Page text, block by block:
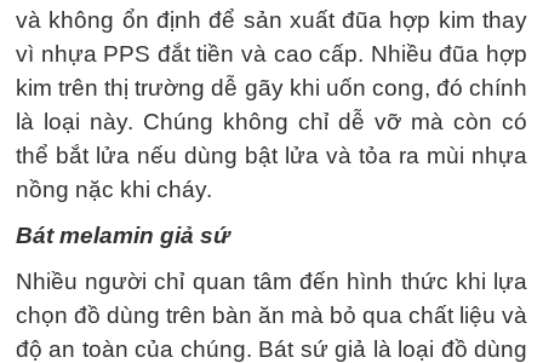
và không ổn định để sản xuất đũa hợp kim thay
vì nhựa PPS đắt tiền và cao cấp. Nhiều đũa hợp
kim trên thị trường dễ gãy khi uốn cong, đó chính
là loại này. Chúng không chỉ dễ vỡ mà còn có
thể bắt lửa nếu dùng bật lửa và tỏa ra mùi nhựa
nồng nặc khi cháy.
Bát melamin giả sứ
Nhiều người chỉ quan tâm đến hình thức khi lựa
chọn đồ dùng trên bàn ăn mà bỏ qua chất liệu và
độ an toàn của chúng. Bát sứ giả là loại đồ dùng